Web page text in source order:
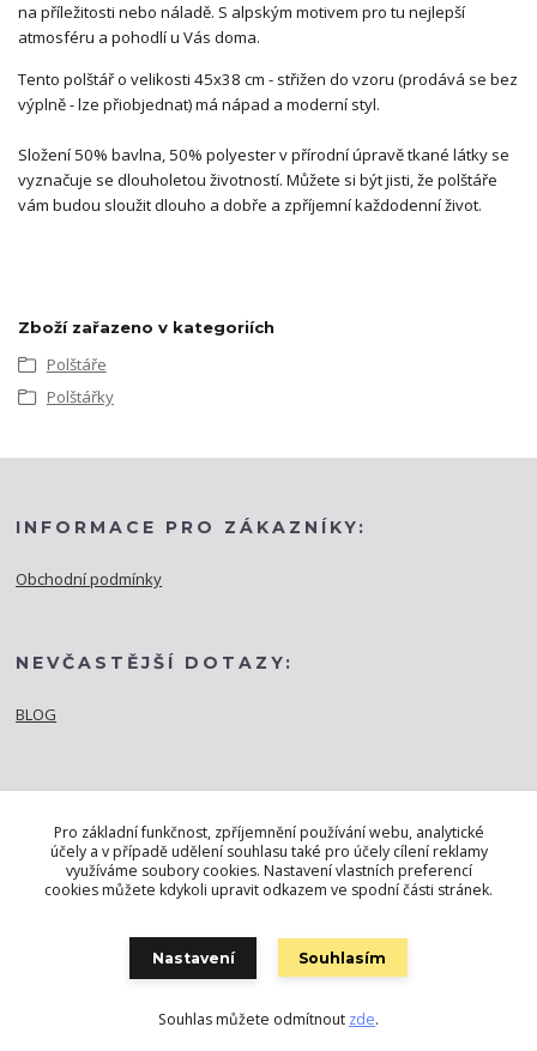
na příležitosti nebo náladě. S alpským motivem pro tu nejlepší
atmosféru a pohodlí u Vás doma.
Tento polštář o velikosti 45x38 cm - střižen do vzoru (prodává se bez
výplně - lze přiobjednat) má nápad a moderní styl.
Složení 50% bavlna, 50% polyester v přírodní úpravě tkané látky se
vyznačuje se dlouholetou životností. Můžete si být jisti, že polštáře
vám budou sloužit dlouho a dobře a zpříjemní každodenní život.
Zboží zařazeno v kategoriích
Polštáře
Polštářky
INFORMACE PRO ZÁKAZNÍKY:
Obchodní podmínky
NEVČASTĚJŠÍ DOTAZY:
BLOG
Vytvořeno na Eshop-rychle.cz
Pro základní funkčnost, zpříjemnění používání webu, analytické
účely a v případě udělení souhlasu také pro účely cílení reklamy
využíváme soubory cookies. Nastavení vlastních preferencí
cookies můžete kdykoli upravit odkazem ve spodní části stránek.
Nastavení Souhlasím
Souhlas můžete odmítnout zde.